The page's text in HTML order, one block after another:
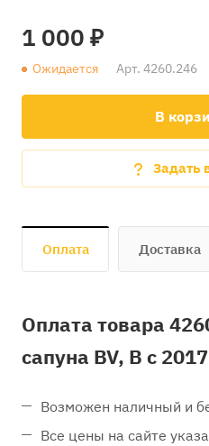
1 000 ₽
Ожидается Арт. 4260.246
В
Задать
Оплата Доставка
Оплата товара
сапуна BV, B с
Возможен наличный и
Все цены на сайте